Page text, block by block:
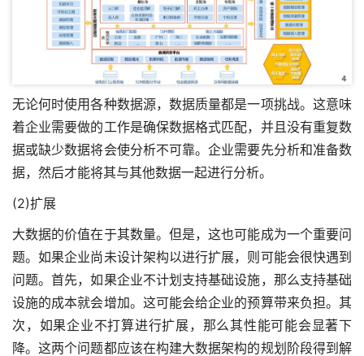
无论何时使用各种数据源，数据质量都是一项挑战。这意味
着企业需要做的工作是确保数据格式匹配，并且没有重复数
据或缺少数据将会使分析不可靠。企业需要先分析和准备数
据，然后才能将其与其他数据一起进行分析。
(2)扩展
大数据的价值在于其数量。但是，这也可能成为一个重要问
题。如果企业尚未设计架构以进行扩展，则可能会很快遇到
问题。首先，如果企业不计划支持基础设施，那么支持基础
设施的成本就会增加。这可能会给企业的预算带来负担。其
次，如果企业不打算进行扩展，那么其性能可能会显著下
降。这两个问题都应该在构建大数据架构的规划阶段得到解